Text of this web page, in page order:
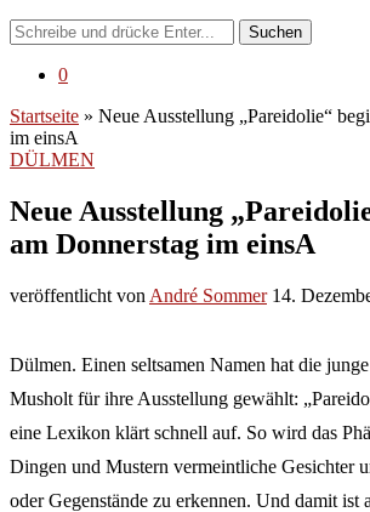
Suchen
0
Startseite » Neue Ausstellung „Pareidolie“
im einsA
DÜLMEN
Neue Ausstellung
am Donnerstag im einsA
veröffentlicht von André Sommer 14.
Dülmen. Einen seltsamen Namen hat die
Musholt für ihre Ausstellung gewählt:
eine Lexikon klärt schnell auf. So wird das
Dingen und Mustern vermeintliche Gesichter
oder Gegenstände zu erkennen. Und damit ist